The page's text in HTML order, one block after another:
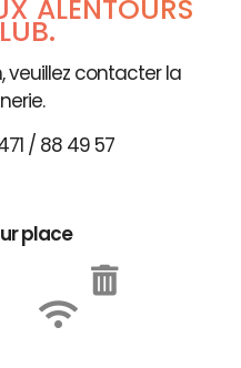
ALENTOURS
veuillez contacter la
/ 88 49 57
place